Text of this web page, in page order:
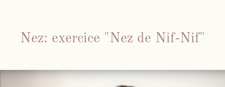
Nez: exercice "Nez de Nif-Nif"